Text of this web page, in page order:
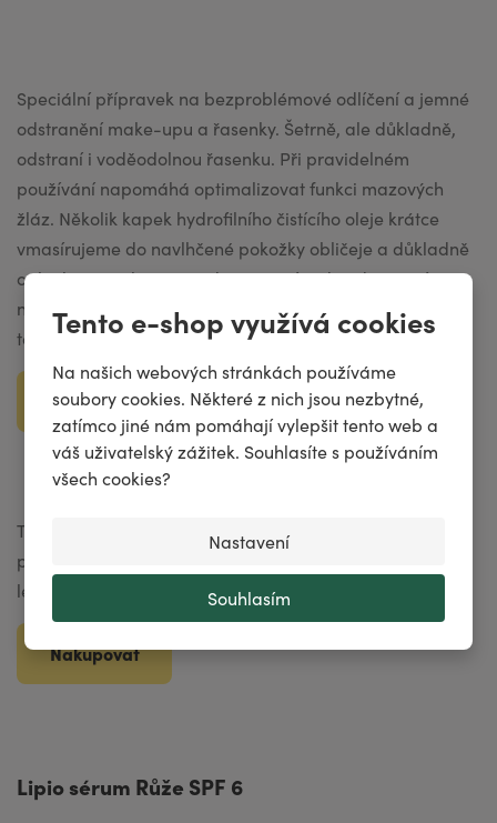
Tento e-shop využívá cookies
Na našich webových stránkách používáme
soubory cookies. Některé z nich jsou nezbytné,
zatímco jiné nám pomáhají vylepšit tento web a
váš uživatelský zážitek. Souhlasíte s používáním
všech cookies?
Nastavení
Souhlasím